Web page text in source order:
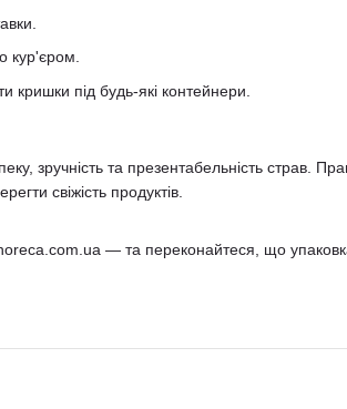
кур'єром.
кришки під будь-які контейнери.
зручність та презентабельність страв.
свіжість продуктів.
— та переконайтеся, що